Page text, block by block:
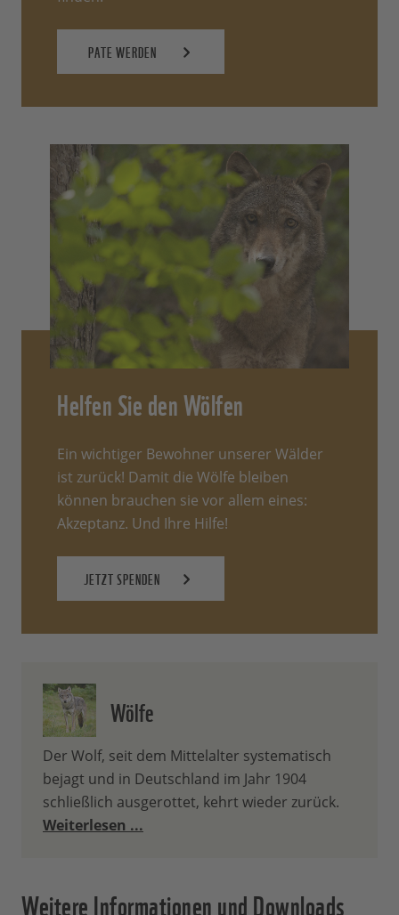
PATE WERDEN
Helfen Sie den Wölfen
Ein wichtiger Bewohner unserer Wälder
ist zurück! Damit die Wölfe bleiben
können brauchen sie vor allem eines:
Akzeptanz. Und Ihre Hilfe!
JETZT SPENDEN
Wölfe
Der Wolf, seit dem Mittelalter systematisch
bejagt und in Deutschland im Jahr 1904
schließlich ausgerottet, kehrt wieder zurück.
Weiterlesen ...
Weitere Informationen und Downloads